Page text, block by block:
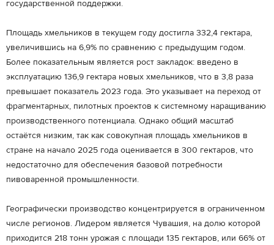
государственной поддержки.
Площадь хмельников в текущем году достигла 332,4 гектара,
увеличившись на 6,9% по сравнению с предыдущим годом.
Более показательным является рост закладок: введено в
эксплуатацию 136,9 гектара новых хмельников, что в 3,8 раза
превышает показатель 2023 года. Это указывает на переход от
фрагментарных, пилотных проектов к системному наращиванию
производственного потенциала. Однако общий масштаб
остаётся низким, так как совокупная площадь хмельников в
стране на начало 2025 года оценивается в 300 гектаров, что
недостаточно для обеспечения базовой потребности
пивоваренной промышленности.
Географически производство концентрируется в ограниченном
числе регионов. Лидером является Чувашия, на долю которой
приходится 218 тонн урожая с площади 135 гектаров, или 66% от